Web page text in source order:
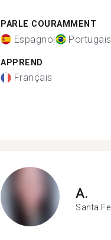
PARLE COURAMMENT
Espagnol Portugais
APPREND
Français
A.
Santa Fe